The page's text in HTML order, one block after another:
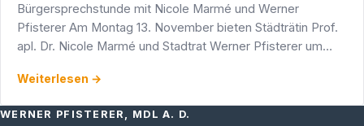
Bürgersprechstunde mit Nicole Marmé und Werner
Pfisterer Am Montag 13. November bieten Städträtin Prof.
apl. Dr. Nicole Marmé und Stadtrat Werner Pfisterer um
…
Weiterlesen →
WERNER PFISTERER, MDL A. D.